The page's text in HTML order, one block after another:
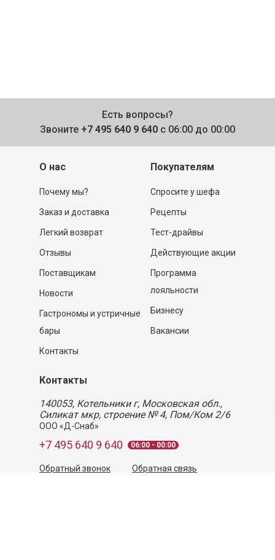
Есть вопросы?
Звоните +7 495 640 9 640 с 06:00 до 00:00
О нас
Почему мы?
Заказ и доставка
Легкий возврат
Отзывы
Поставщикам
Новости
Гастрономы и устричные
бары
Контакты
Покупателям
Спросите у шефа
Рецепты
Тест-драйвы
Действующие акции
Программа
лояльности
Бизнесу
Вакансии
Контакты
140053, Котельники г, Московская обл.,
Силикат мкр, строение № 4, Пом/Ком 2/6
ООО «Д-Снаб»
+7 495 640 9 640 06:00 - 00:00
Обратный звонок Обратная связь